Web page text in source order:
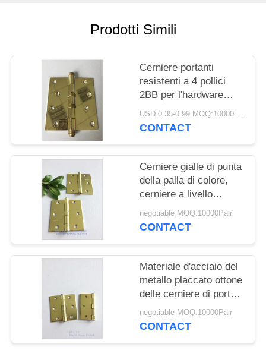
POLICY
Prodotti Simili
Cerniere portanti
resistenti a 4 pollici
2BB per l'hardware
della costruzione della
finestra e della porta
USD 0.35-0.99 MOQ:10000 COPPIE
CONTACT
Cerniere gialle di punta
della palla di colore,
cerniere a livello
resistenti del supporto
altamente lucidate
negotiable MOQ:10000Pair
CONTACT
Materiale d'acciaio del
metallo placcato ottone
delle cerniere di porta
di punta della palla per
la porta di legno
negotiable MOQ:10000Pair
CONTACT